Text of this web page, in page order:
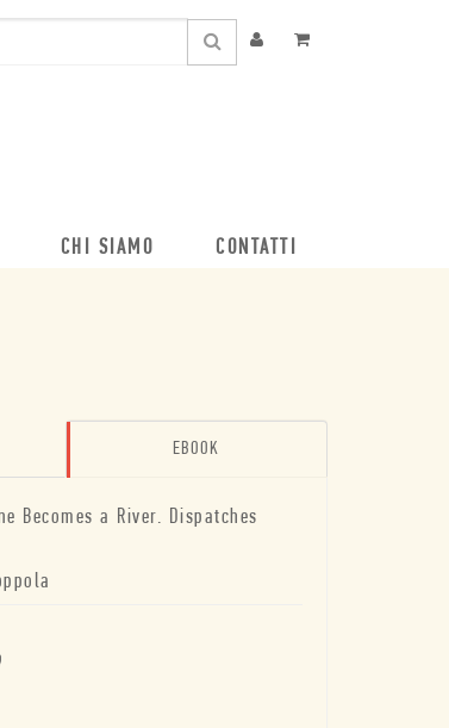
CHI SIAMO CONTATTI
EBOOK
Becomes a River. Dispatches